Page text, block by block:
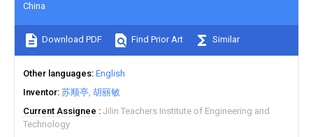
China
Download PDF Find Prior Art Similar
Other languages English
Inventor 苏顺亭 胡丽敏
Current Assignee
Jilin Teachers Institute of Engineering and
Technology